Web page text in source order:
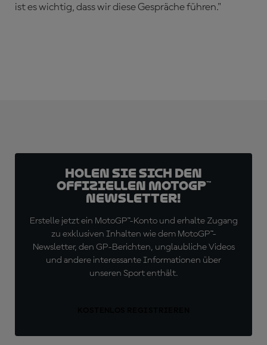
ist es wichtig, dass wir diese Gespräche führen."
Holen Sie sich den
offiziellen MotoGP™
Newsletter!
Erstelle jetzt ein MotoGP™-Konto und erhalte Zugang
zu exklusiven Inhalten wie dem MotoGP™-
Newsletter, den GP-Berichten, unglaubliche Videos
und andere interessante Informationen über
unseren Sport enthält.